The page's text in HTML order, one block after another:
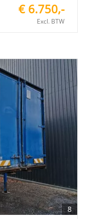
€ 6.750,-
Excl. BTW
8